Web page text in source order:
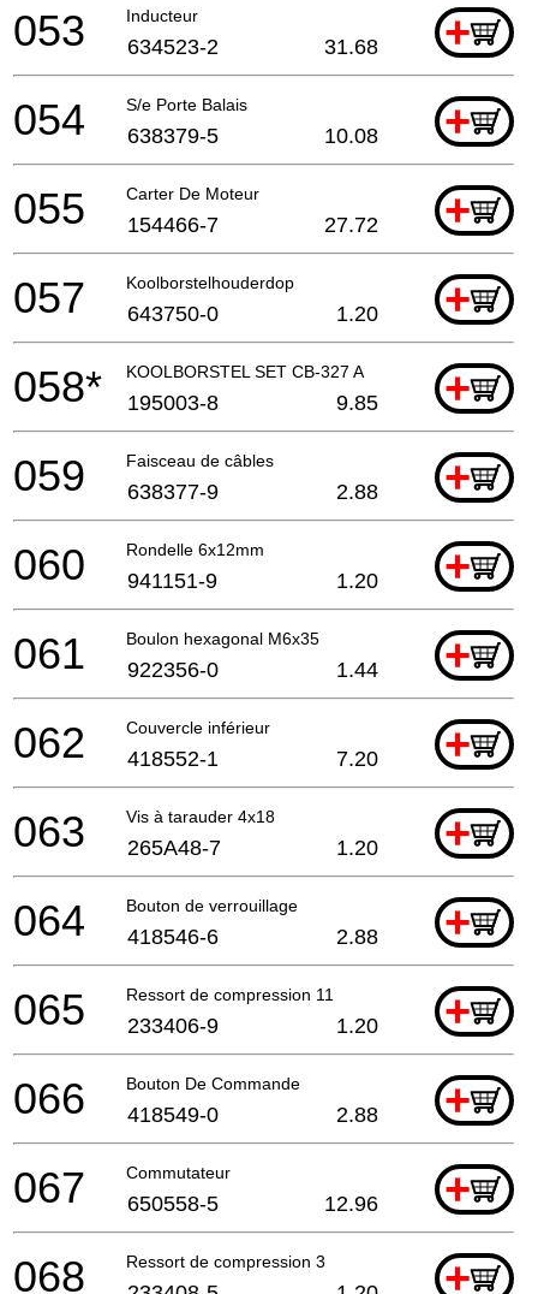
Inducteur +
053 634523-2 31.68
S/e Porte Balais +
054 638379-5 10.08
Carter De Moteur +
055 154466-7 27.72
Koolborstelhouderdop +
057 643750-0 1.20
KOOLBORSTEL SET CB-327 A +
058* 195003-8 9.85
Faisceau de câbles +
059 638377-9 2.88
Rondelle 6x12mm +
060 941151-9 1.20
Boulon hexagonal M6x35 +
061 922356-0 1.44
Couvercle inférieur +
062 418552-1 7.20
Vis à tarauder 4x18 +
063 265A48-7 1.20
Bouton de verrouillage +
064 418546-6 2.88
Ressort de compression 11 +
065 233406-9 1.20
Bouton De Commande +
066 418549-0 2.88
Commutateur +
067 650558-5 12.96
Ressort de compression 3 +
068